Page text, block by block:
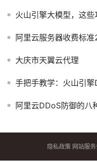
火山引擎大模型，这些
阿里云服务器收费标
大庆市天翼云代理
手把手教学：火山引擎
阿里云DDoS防御的八
隐私政策 网站服